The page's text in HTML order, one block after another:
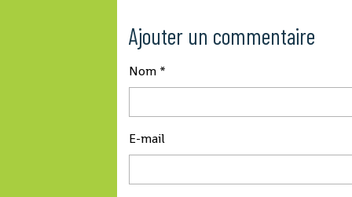
Ajouter un commentaire
Nom
E-mail